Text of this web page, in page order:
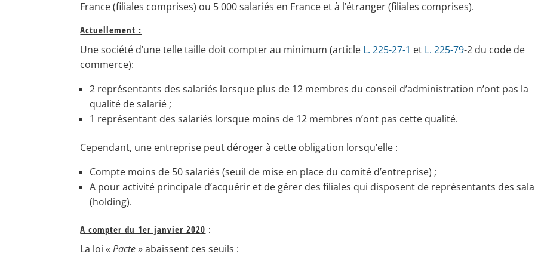
France (filiales comprises) ou 5 000 salariés en France et à l’étranger (filiales comprises).
Actuellement :
Une société d’une telle taille doit compter au minimum (article L. 225-27-1 et L. 225-79-2 du code de
commerce):
2 représentants des salariés lorsque plus de 12 membres du conseil d’administration n’ont pas la
qualité de salarié ;
1 représentant des salariés lorsque moins de 12 membres n’ont pas cette qualité.
Cependant, une entreprise peut déroger à cette obligation lorsqu’elle :
Compte moins de 50 salariés (seuil de mise en place du comité d’entreprise) ;
A pour activité principale d’acquérir et de gérer des filiales qui disposent de représentants des
(holding).
A compter du 1er janvier 2020 :
La loi «Pacte» abaissent ces seuils :